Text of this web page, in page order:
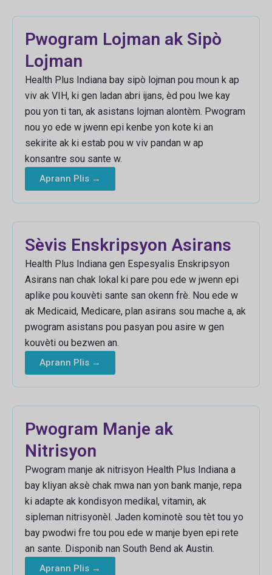
Pwogram Lojman ak Sipò
Lojman
Health Plus Indiana bay sipò lojman pou moun k ap
viv ak VIH, ki gen ladan abri ijans, èd pou lwe kay
pou yon ti tan, ak asistans lojman alontèm. Pwogram
nou yo ede w jwenn epi kenbe yon kote ki an
sekirite ak ki estab pou w viv pandan w ap
konsantre sou sante w.
Aprann Plis →
Sèvis Enskripsyon Asirans
Health Plus Indiana gen Espesyalis Enskripsyon
Asirans nan chak lokal ki pare pou ede w jwenn epi
aplike pou kouvèti sante san okenn frè. Nou ede w
ak Medicaid, Medicare, plan asirans sou mache a, ak
pwogram asistans pou pasyan pou asire w gen
kouvèti ou bezwen an.
Aprann Plis →
Pwogram Manje ak
Nitrisyon
Pwogram manje ak nitrisyon Health Plus Indiana a
bay kliyan aksè chak mwa nan yon bank manje, repa
ki adapte ak kondisyon medikal, vitamin, ak
sipleman nitrisyonèl. Jaden kominotè sou tèt tou yo
bay pwodwi fre tou pou ede w manje byen epi rete
an sante. Disponib nan South Bend ak Austin.
Aprann Plis →